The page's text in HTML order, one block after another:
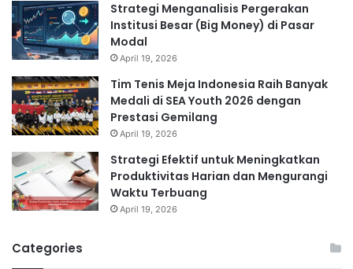
Strategi Menganalisis Pergerakan
Institusi Besar (Big Money) di Pasar
Modal
April 19, 2026
Tim Tenis Meja Indonesia Raih Banyak
Medali di SEA Youth 2026 dengan
Prestasi Gemilang
April 19, 2026
Strategi Efektif untuk Meningkatkan
Produktivitas Harian dan Mengurangi
Waktu Terbuang
April 19, 2026
Categories